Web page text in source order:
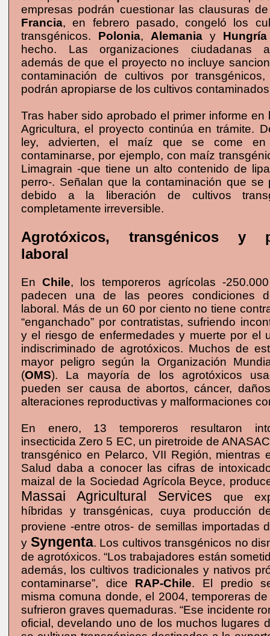
empresas podrán cuestionar las clausuras
Francia, en febrero pasado, congeló los
transgénicos. Polonia, Alemania y Hungría
hecho. Las organizaciones ciudadanas
además de que el proyecto no incluye
contaminación de cultivos por
podrán apropiarse de los cultivos
Tras haber sido aprobado el primer informe en
Agricultura, el proyecto continúa en trámite.
ley, advierten, el maíz que se come
contaminarse, por ejemplo, con maíz
Limagrain -que tiene un alto contenido de
perro-. Señalan que la contaminación que se
debido a la liberación de cultivos
completamente irreversible.
Agrotóxicos, transgénicos y
laboral
EnChile, los temporeros agrícolas -
padecen una de las peores condiciones
laboral. Más de un 60 por ciento no tiene
“enganchado” por contratistas, sufriendo
y el riesgo de enfermedades y muerte por el
indiscriminado de agrotóxicos. Muchos de
mayor peligro según la Organización
(OMS). La mayoría de los agrotóxicos
pueden ser causa de abortos, cáncer,
alteraciones reproductivas y malformaciones
En enero, 13 temporeros resultaron
insecticida Zero 5 EC, un piretroide de
transgénico en Pelarco, VII Región, mientras
Salud daba a conocer las cifras de
maizal de la Sociedad Agrícola Beyce,
Massai Agricultural Services que
híbridas y transgénicas, cuya producción
proviene -entre otros- de semillas importadas
y Syngenta. Los cultivos transgénicos no
de agrotóxicos. “Los trabajadores están
además, los cultivos tradicionales y nativos
contaminarse”, dice RAP-Chile. El predio
misma comuna donde, el 2004, temporeras
sufrieron graves quemaduras. “Ese incidente
oficial, develando uno de los muchos lugares